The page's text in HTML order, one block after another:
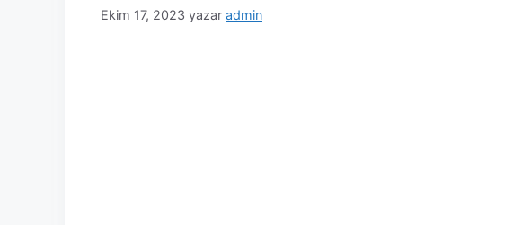
Ekim 17, 2023 yazar admin